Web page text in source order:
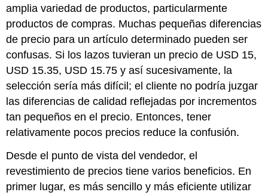
amplia variedad de productos, particularmente
productos de compras. Muchas pequeñas diferencias
de precio para un artículo determinado pueden ser
confusas. Si los lazos tuvieran un precio de USD 15,
USD 15.35, USD 15.75 y así sucesivamente, la
selección sería más difícil; el cliente no podría juzgar
las diferencias de calidad reflejadas por incrementos
tan pequeños en el precio. Entonces, tener
relativamente pocos precios reduce la confusión.
Desde el punto de vista del vendedor, el
revestimiento de precios tiene varios beneficios. En
primer lugar, es más sencillo y más eficiente utilizar